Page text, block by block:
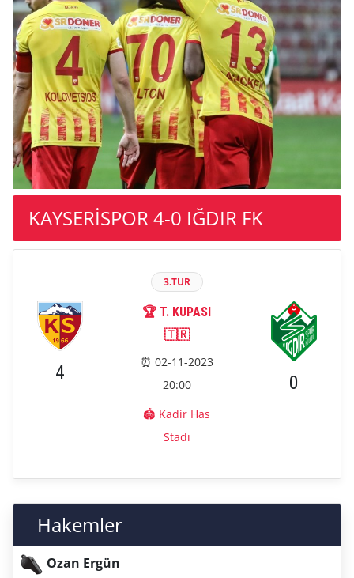
KAYSERİSPOR 4-0 IĞDIR FK
4
3.TUR
🏆 T. KUPASI
🇹🇷
⏰ 02-11-2023
20:00
🏟️ Kadir Has
Stadı
0
Hakemler
Ozan Ergün